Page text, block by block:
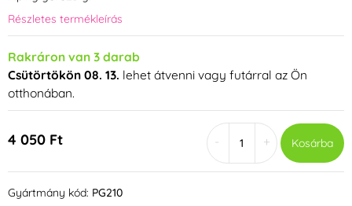
Részletes termékleírás
Rakráron van 3 darab
Csütörtökön 08. 13. lehet átvenni vagy futárral az Ön
otthonában.
4 050 Ft + Kosárba
Gyártmány kód: PG210